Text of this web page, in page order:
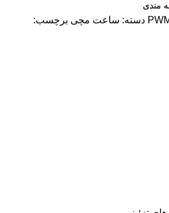
مندی
دسته: ساعت مچی برچسب: